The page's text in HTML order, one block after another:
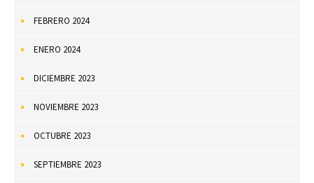
FEBRERO 2024
ENERO 2024
DICIEMBRE 2023
NOVIEMBRE 2023
OCTUBRE 2023
SEPTIEMBRE 2023